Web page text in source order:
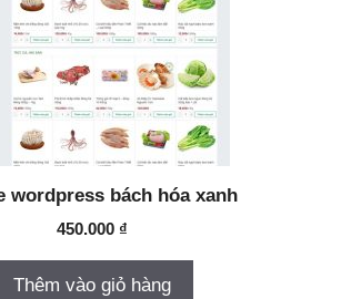
wordpress bách hóa xanh
450.000 ₫
Thêm vào giỏ hàng